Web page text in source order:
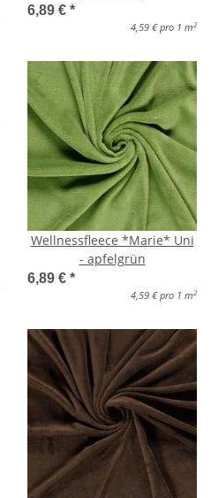
6,89 € *
4,59 € pro 1 m 2
Wellnessfleece *Marie* Uni
- apfelgrün
6,89 € *
4,59 € pro 1 m 2